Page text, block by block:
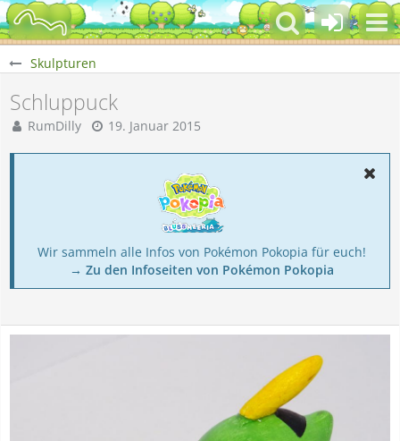
Skulpturen
Schluppuck
RumDilly 19. Januar 2015
Wir sammeln alle Infos von Pokémon Pokopia für euch!
→ Zu den Infoseiten von Pokémon Pokopia